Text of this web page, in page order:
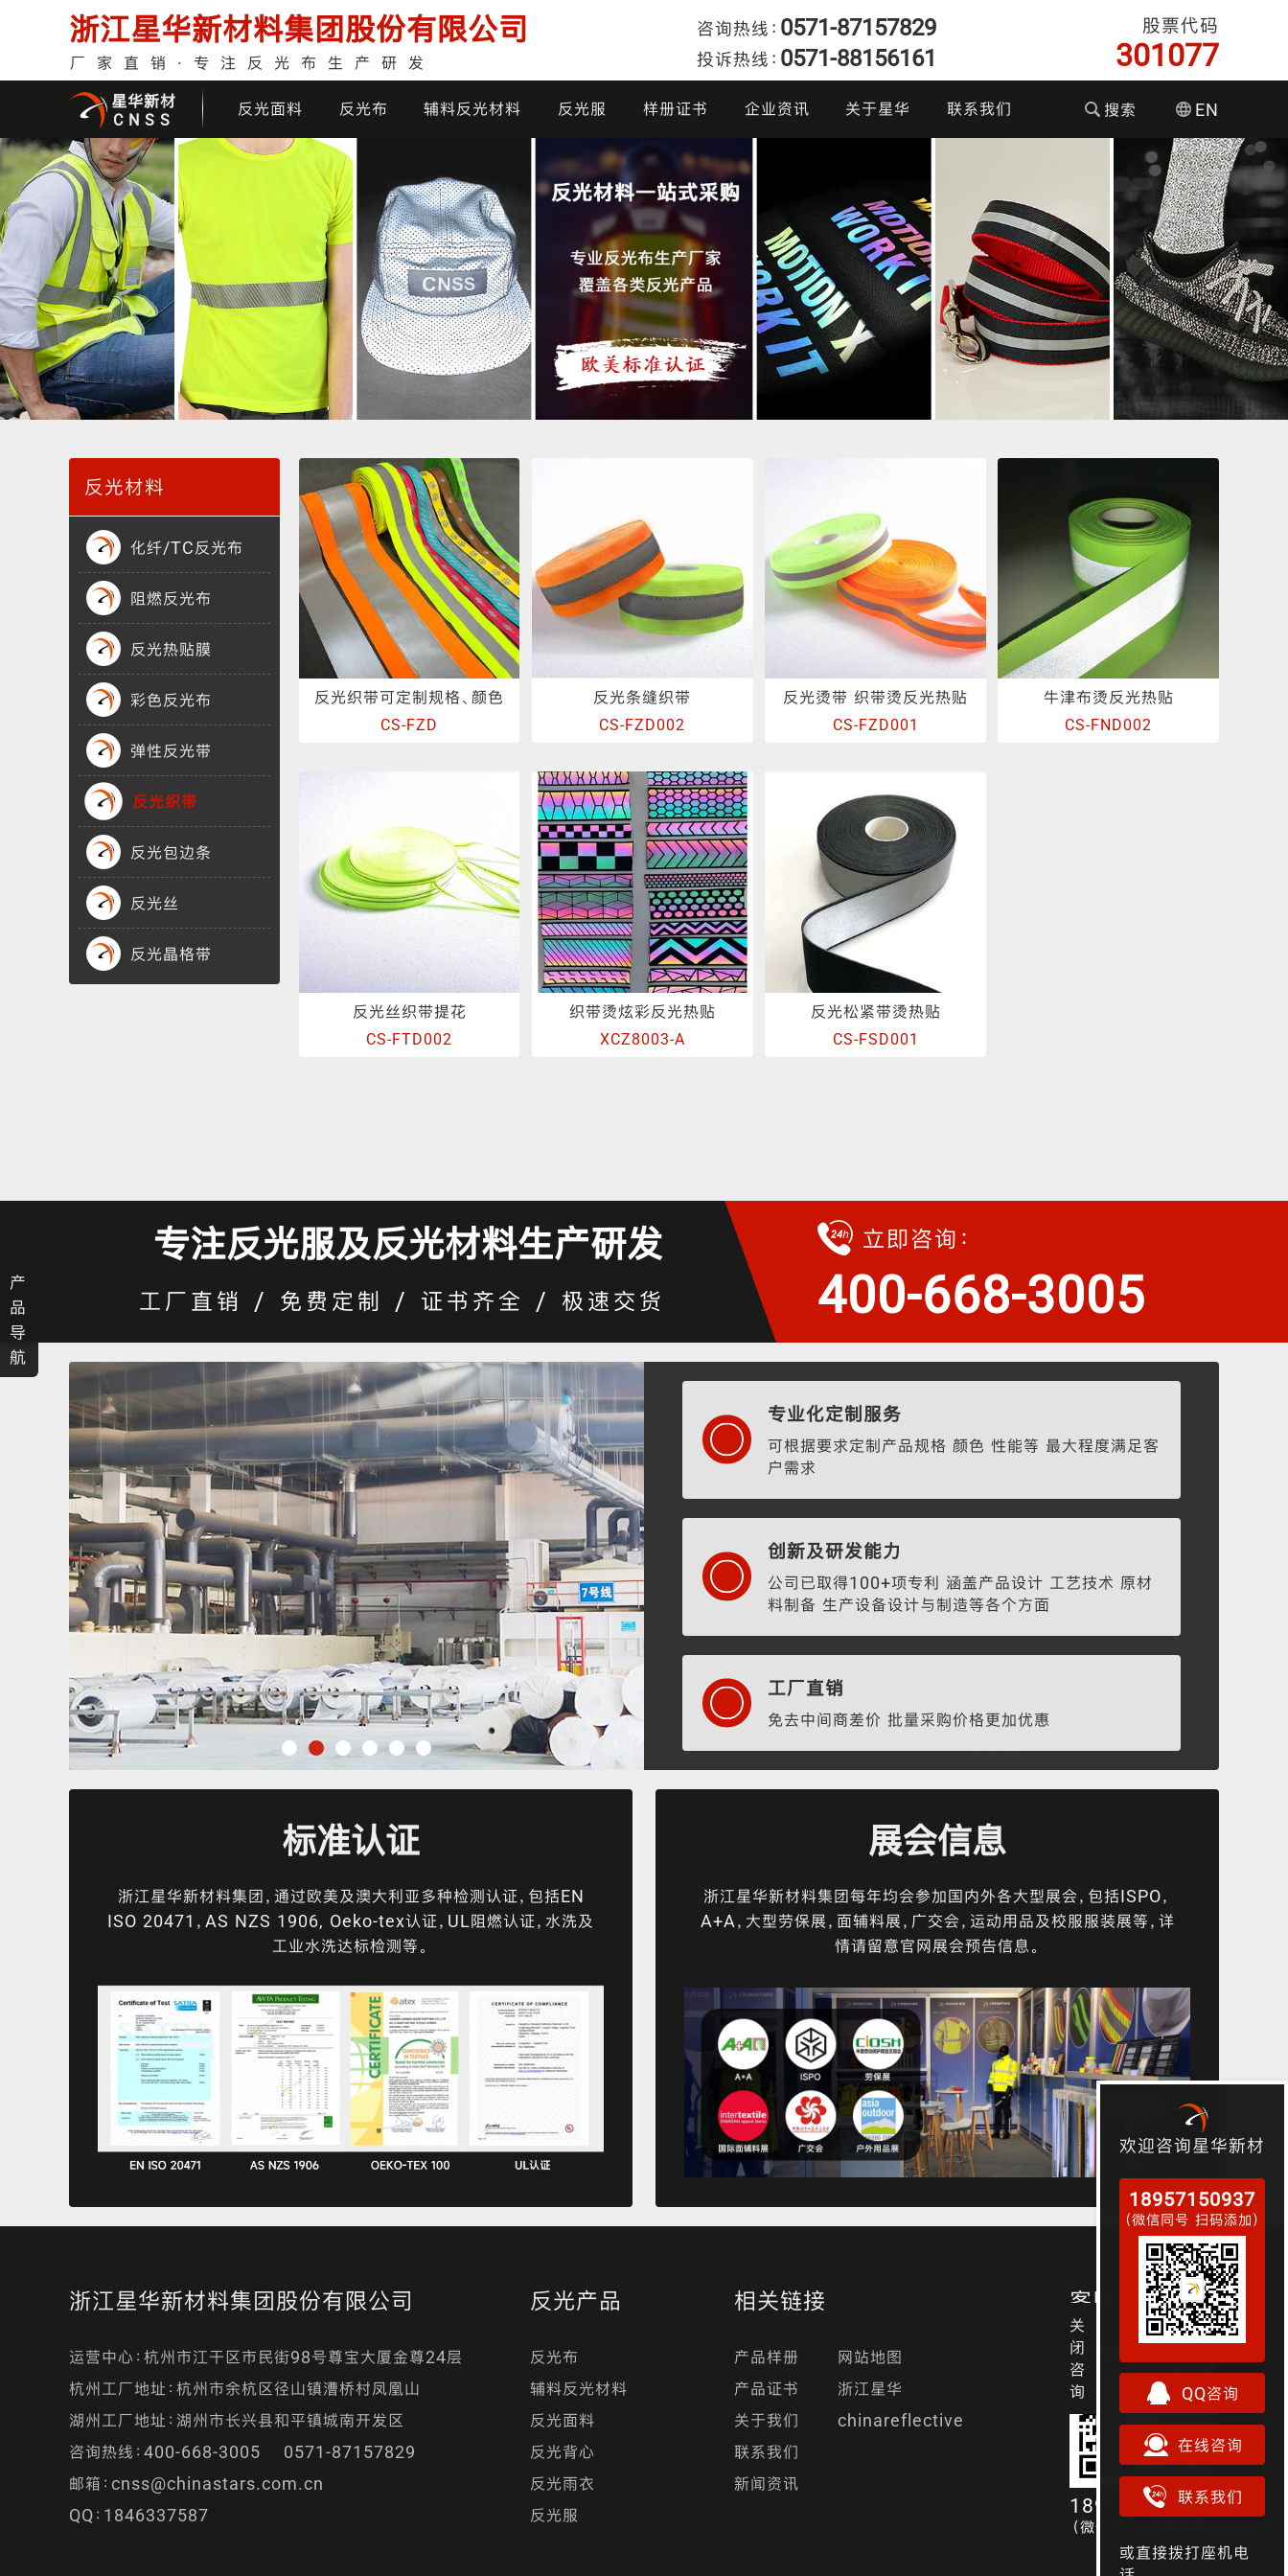
浙江星华新材料集团股份有限公司
厂家直销·专注反光布生产研发
咨询热线： 0571-87157829
投诉热线： 0571-88156161
股票代码
301077
星华新材
CNSS
反光面料
印花反光面料 炫彩反光面料 柔软反光面料 彩色反光面料
渐变反光面料 反光弹力布
反光布
普亮反光布 高亮反光布 亮银反光布 耐水洗反光布
辅料反光材料
反光布 阻燃反光布 反光热贴膜 反光织带
彩色反光布 反光包边条
反光服
反光背心 反光雨衣 反光棉衣 T恤执勤服
样册证书
产品样册
产品证书
企业资讯
行业新闻
关于星华
企业文化
投资者关系
联系我们 搜索 EN
反光材料
化纤/TC反光布
阻燃反光布
反光热贴膜
彩色反光布
弹性反光带
反光织带
反光包边条
反光丝
反光晶格带
反光织带可定制规格、颜色
CS-FZD
反光条缝织带
CS-FZD002
反光烫带 织带烫反光热贴
CS-FZD001
牛津布烫反光热贴
CS-FND002
反光丝织带提花
CS-FTD002
织带烫炫彩反光热贴
XCZ8003-A
反光松紧带烫热贴
CS-FSD001
专注反光服及反光材料生产研发
工厂直销 / 免费定制 / 证书齐全 / 极速交货
立即咨询：
400-668-3005
专业化定制服务
可根据要求定制产品规格 颜色 性能等 最大程度满足客
户需求
创新及研发能力
公司已取得100+项专利 涵盖产品设计 工艺技术 原材
料制备 生产设备设计与制造等各个方面
工厂直销
免去中间商差价 批量采购价格更加优惠
标准认证
浙江星华新材料集团，通过欧美及澳大利亚多种检测认证，包括EN
ISO 20471，AS NZS 1906, Oeko-tex认证，UL阻燃认证，水洗及
工业水洗达标检测等。
展会信息
浙江星华新材料集团每年均会参加国内外各大型展会，包括ISPO，
A+A，大型劳保展，面辅料展，广交会，运动用品及校服服装展等，详
情请留意官网展会预告信息。
浙江星华新材料集团股份有限公司
运营中心：杭州市江干区市民街98号尊宝大厦金尊24层
杭州工厂地址：杭州市余杭区径山镇漕桥村凤凰山
湖州工厂地址：湖州市长兴县和平镇城南开发区
咨询热线：400-668-3005 0571-87157829
邮箱：cnss@chinastars.com.cn
QQ：1846337587
反光产品
反光布
辅料反光材料
反光面料
反光背心
反光雨衣
反光服
相关链接
产品样册
产品证书
关于我们
联系我们
新闻资讯
网站地图
浙江星华
chinareflective
客服电话/微信
18957150937
（微信同号 扫码添加）
产
品
导
航
关
闭
咨
询
欢迎咨询星华新材
18957150937
（微信同号 扫码添加）
QQ咨询
在线咨询
联系我们
或直接拨打座机电